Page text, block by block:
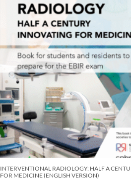
INTERVENTIONAL RADIOLOGY: HALF A
FOR MEDICINE (ENGLISH VERSION)